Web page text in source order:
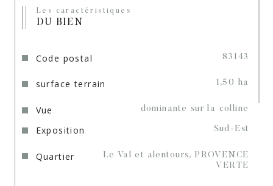
Il peut accueillir une exploitation agricole ou forestière, un usage
pastoral ou une activité en lien direct avec la gestion du milieu
naturel, dans le respect du règlement du PLU.
l’exclusion de toute habitation.
calme, préservé et sans nuisances.
Mandat 2495. Les Sélections de Marie - 04.98.15.40.52.
Carte professionnelle N° CPI 8301 2018 000 026 215 - délivrée
par La CCI du Var - Sans Détention de fonds.
Les caractéristiques
DU BIEN
Code postal 83143
surface terrain 1,50 ha
Vue dominante sur la colline
Exposition Sud-Est
Quartier
Le Val et alentours, PROVENCE
VERTE